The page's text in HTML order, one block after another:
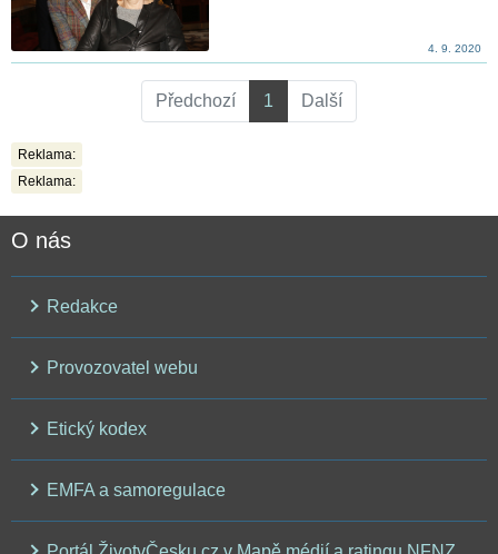
4. 9. 2020
Předchozí 1 Další
Reklama:
Reklama:
O nás
Redakce
Provozovatel webu
Etický kodex
EMFA a samoregulace